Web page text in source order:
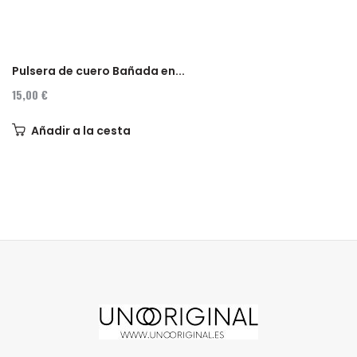
Pulsera de cuero Bañada en...
15,00 €
Añadir a la cesta